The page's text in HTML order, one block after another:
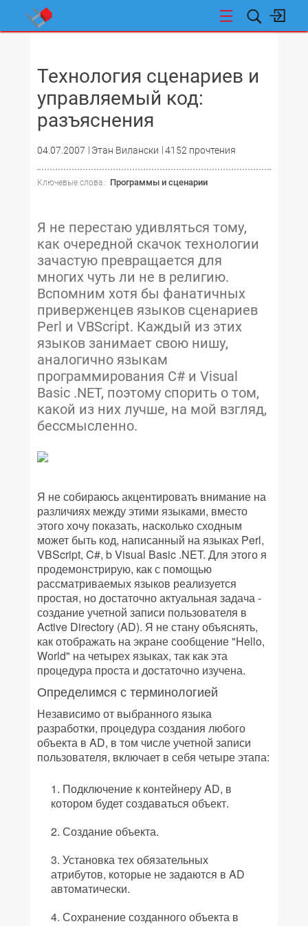
Технология сценариев и
управляемый код:
разъяснения
04.07.2007 Этан Вилански 4152 прочтения
Ключевые слова : Программы и сценарии
Я не перестаю удивляться тому,
как очередной скачок технологии
зачастую превращается для
многих чуть ли не в религию.
Вспомним хотя бы фанатичных
приверженцев языков сценариев
Perl и VBScript. Каждый из этих
языков занимает свою нишу,
аналогично языкам
программирования C# и Visual
Basic .NET, поэтому спорить о том,
какой из них лучше, на мой взгляд,
бессмысленно.
Я не собираюсь акцентировать внимание на
различиях между этими языками, вместо
этого хочу показать, насколько сходным
может быть код, написанный на языках Perl,
VBScript, C#, b Visual Basic .NET. Для этого я
продемонстрирую, как с помощью
рассматриваемых языков реализуется
простая, но достаточно актуальная задача -
создание учетной записи пользователя в
Active Directory (AD). Я не стану объяснять,
как отображать на экране сообщение "Hello,
World" на четырех языках, так как эта
процедура проста и достаточно изучена.
Определимся с терминологией
Независимо от выбранного языка
разработки, процедура создания любого
объекта в AD, в том числе учетной записи
пользователя, включает в себя четыре этапа:
Подключение к контейнеру AD, в
котором будет создаваться объект.
Создание объекта.
Установка тех обязательных
атрибутов, которые не задаются в AD
автоматически.
Сохранение созданного объекта в